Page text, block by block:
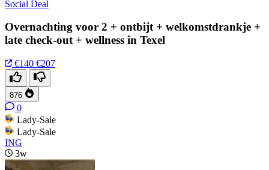
Social Deal
Overnachting voor 2 + ontbijt + welkomstdrankje +
late check-out + wellness in Texel
€140 €207
876
0
Lady-Sale
Lady-Sale
ING
3w